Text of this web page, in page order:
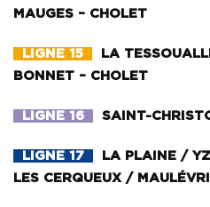
MAUGES – CHOLET
LIGNE 15
LA
BONNET – CHOLET
LIGNE 16 SAINT-
LIGNE 17
LA PLAINE /
LES CERQUEUX /